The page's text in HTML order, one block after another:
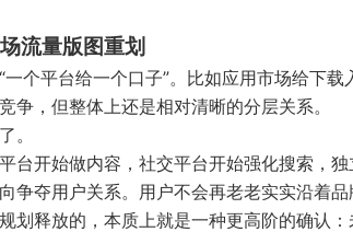
流量版图重划
个平台给一个口子”。比如应用市场给下
争，但整体上还是相对清晰的分层关系。
。
台开始做内容，社交平台开始强化搜索，
争夺用户关系。用户不会再老老实实沿着
划释放的，本质上就是一种更高阶的确认